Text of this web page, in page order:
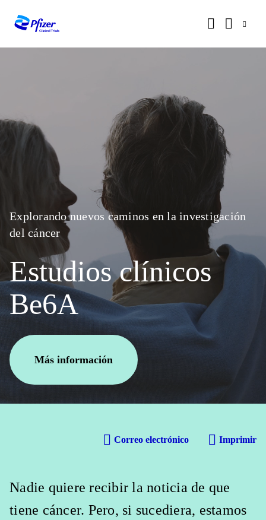
Explorando nuevos caminos en la investigación
del cáncer
Estudios clínicos
Be6A
Más información
Correo electrónico Imprimir
Nadie quiere recibir la noticia de que
tiene cáncer. Pero, si sucediera, estamos